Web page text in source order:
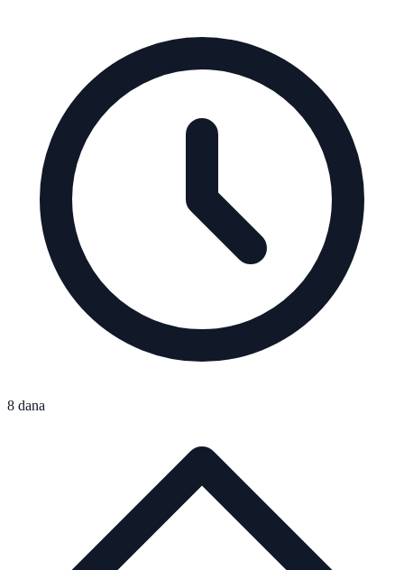
8 dana